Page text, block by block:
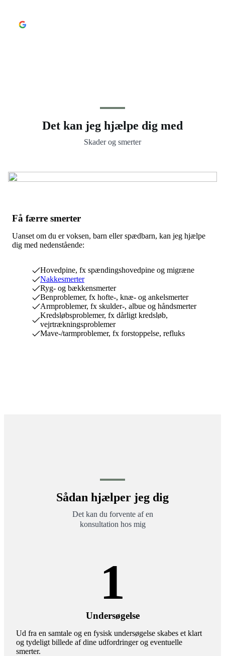
Det kan jeg hjælpe dig med
Skader og smerter
Få færre smerter
Uanset om du er voksen, barn eller spædbarn, kan jeg hjælpe
dig med nedenstående:
Hovedpine, fx spændingshovedpine og migræne
Nakkesmerter
Ryg- og bækkensmerter
Benproblemer, fx hofte-, knæ- og ankelsmerter
Armproblemer, fx skulder-, albue og håndsmerter
Kredsløbsproblemer, fx dårligt kredsløb,
vejrtrækningsproblemer
Mave-/tarmproblemer, fx forstoppelse, refluks
Sådan hjælper jeg dig
Det kan du forvente af en
konsultation hos mig
1
Undersøgelse
Ud fra en samtale og en fysisk undersøgelse skabes et klart
og tydeligt billede af dine udfordringer og eventuelle
smerter.